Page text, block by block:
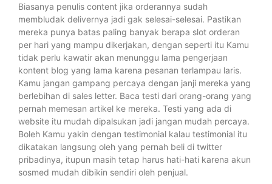
Biasanya penulis content jika orderannya sudah
membludak delivernya jadi gak selesai-selesai. Pastikan
mereka punya batas paling banyak berapa slot orderan
per hari yang mampu dikerjakan, dengan seperti itu Kamu
tidak perlu kawatir akan menunggu lama pengerjaan
kontent blog yang lama karena pesanan terlampau laris.
Kamu jangan gampang percaya dengan janji mereka yang
berlebihan di sales letter. Baca testi dari orang-orang yang
pernah memesan artikel ke mereka. Testi yang ada di
website itu mudah dipalsukan jadi jangan mudah percaya.
Boleh Kamu yakin dengan testimonial kalau testimonial itu
dikatakan langsung oleh yang pernah beli di twitter
pribadinya, itupun masih tetap harus hati-hati karena akun
sosmed mudah dibikin sendiri oleh penjual.